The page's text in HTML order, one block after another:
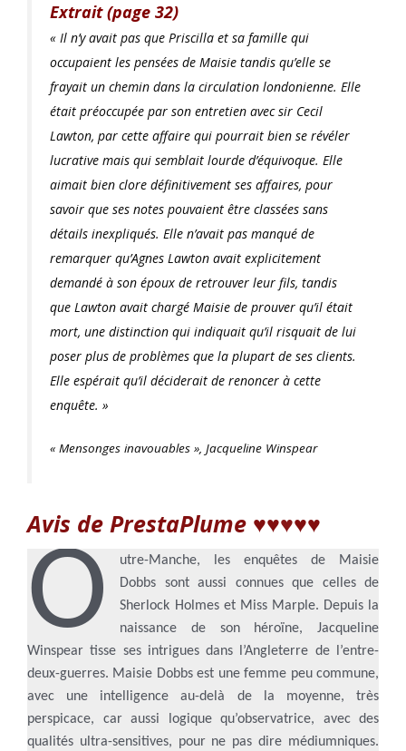
Extrait (page 32)
« Il n’y avait pas que Priscilla et sa famille qui
occupaient les pensées de Maisie tandis qu’elle se
frayait un chemin dans la circulation londonienne. Elle
était préoccupée par son entretien avec sir Cecil
Lawton, par cette affaire qui pourrait bien se révéler
lucrative mais qui semblait lourde d’équivoque. Elle
aimait bien clore définitivement ses affaires, pour
savoir que ses notes pouvaient être classées sans
détails inexpliqués. Elle n’avait pas manqué de
remarquer qu’Agnes Lawton avait explicitement
demandé à son époux de retrouver leur fils, tandis
que Lawton avait chargé Maisie de prouver qu’il était
mort, une distinction qui indiquait qu’il risquait de lui
poser plus de problèmes que la plupart de ses clients.
Elle espérait qu’il déciderait de renoncer à cette
enquête. »
« Mensonges inavouables », Jacqueline Winspear
Avis de PrestaPlume ♥♥♥♥♥
O
utre-Manche, les enquêtes de Maisie
Dobbs sont aussi connues que celles de
Sherlock Holmes et Miss Marple. Depuis la
naissance de son héroïne, Jacqueline
Winspear tisse ses intrigues dans l’Angleterre de l’entre-
deux-guerres. Maisie Dobbs est une femme peu commune,
avec une intelligence au-delà de la moyenne, très
perspicace, car aussi logique qu’observatrice, avec des
qualités ultra-sensitives, pour ne pas dire médiumniques.